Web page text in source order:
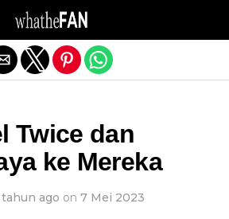
Twice dan
ke Mereka
ago on 7 Mei 2023
Exit mobile version